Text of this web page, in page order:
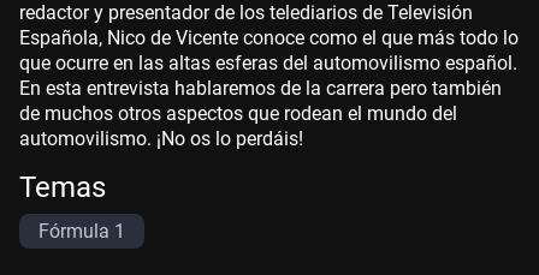
redactor y presentador de los telediarios de Televisión
Española, Nico de Vicente conoce como el que más todo lo
que ocurre en las altas esferas del automovilismo español.
En esta entrevista hablaremos de la carrera pero también
de muchos otros aspectos que rodean el mundo del
automovilismo. ¡No os lo perdáis!
Temas
Fórmula 1